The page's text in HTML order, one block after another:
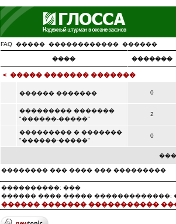
FAQ ����� ������������ ������
���� �������
< ����� ������� �������
������ ������� 0
��������� �������
"������-�����"
2
��������� � �������
"������-�����"
0
�������� ��� ���� ��� ���������
����������: ���
������ ���� ����� �������������:
������ ������� �����������